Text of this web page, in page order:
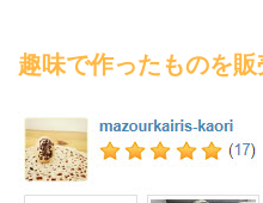
趣味で作ったものを